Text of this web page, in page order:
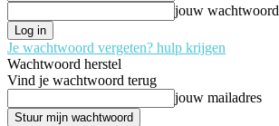
jouw wachtwoord
Je wachtwoord vergeten? hulp krijgen
Wachtwoord herstel
Vind je wachtwoord terug
jouw mailadres